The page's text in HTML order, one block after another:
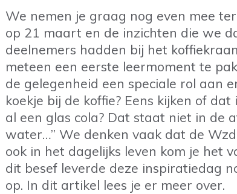
We nemen je graag nog even mee
op 21 maart en de inzichten die we
deelnemers hadden bij het
meteen een eerste leermoment te
de gelegenheid een speciale rol aan
koekje bij de koffie? Eens kijken of
al een glas cola? Dat staat niet in de
water…” We denken vaak dat de
ook in het dagelijks leven kom je het
dit besef leverde deze inspiratiedag
op. In dit artikel lees je er meer over.